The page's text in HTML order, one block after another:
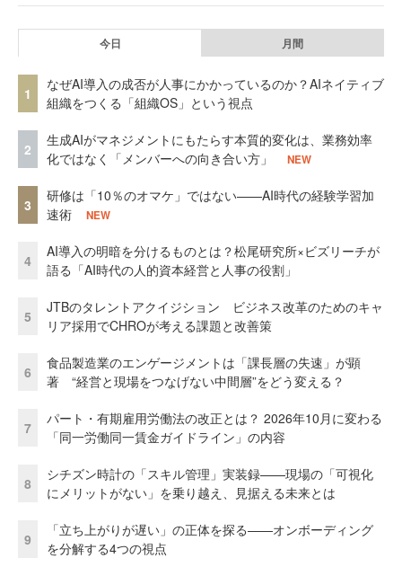
今日 月間
1
なぜAI導入の成否が人事にかかっているのか？AIネイティブ
組織をつくる「組織OS」という視点
2
生成AIがマネジメントにもたらす本質的変化は、業務効率
化ではなく「メンバーへの向き合い方」
NEW
3
研修は「10％のオマケ」ではない——AI時代の経験学習加
速術
NEW
4
AI導入の明暗を分けるものとは？松尾研究所×ビズリーチが
語る「AI時代の人的資本経営と人事の役割」
5
JTBのタレントアクイジション ビジネス改革のためのキャ
リア採用でCHROが考える課題と改善策
6
食品製造業のエンゲージメントは「課長層の失速」が顕
著 “経営と現場をつなげない中間層”をどう変える？
7
パート・有期雇用労働法の改正とは？ 2026年10月に変わる
「同一労働同一賃金ガイドライン」の内容
8
シチズン時計の「スキル管理」実装録——現場の「可視化
にメリットがない」を乗り越え、見据える未来とは
9
「立ち上がりが遅い」の正体を探る——オンボーディング
を分解する4つの視点